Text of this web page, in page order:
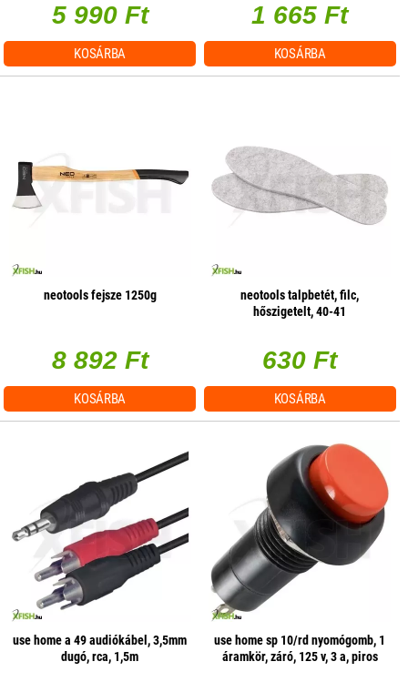
5 990 Ft
KOSÁRBA
1 665 Ft
KOSÁRBA
neotools fejsze 1250g
8 892 Ft
KOSÁRBA
neotools talpbetét, filc,
hőszigetelt, 40-41
630 Ft
KOSÁRBA
use home a 49 audiókábel, 3,5mm
dugó, rca, 1,5m
use home sp 10/rd nyomógomb, 1
áramkör, záró, 125 v, 3 a, piros